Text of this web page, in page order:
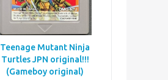
Teenage Mutant Ninja
Turtles JPN original!!!
(Gameboy original)